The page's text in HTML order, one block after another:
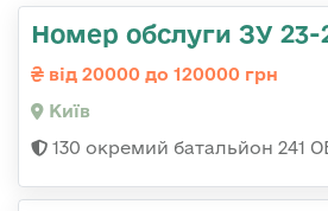
Номер обслуги ЗУ 23-
від 20000 до 120000 грн
Київ
130 окремий батальйон 241